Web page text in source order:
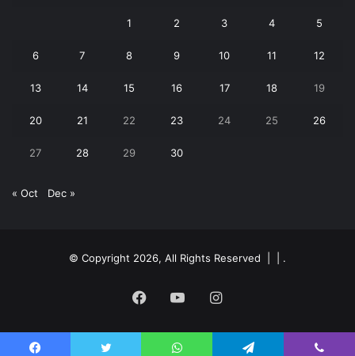
1 2 3 4 5
6 7 8 9 10 11 12
13 14 15 16 17 18 19
20 21 22 23 24 25 26
27 28 29 30
« Oct Dec »
© Copyright 2026, All Rights Reserved | | .
Facebook
YouTubeInstagram